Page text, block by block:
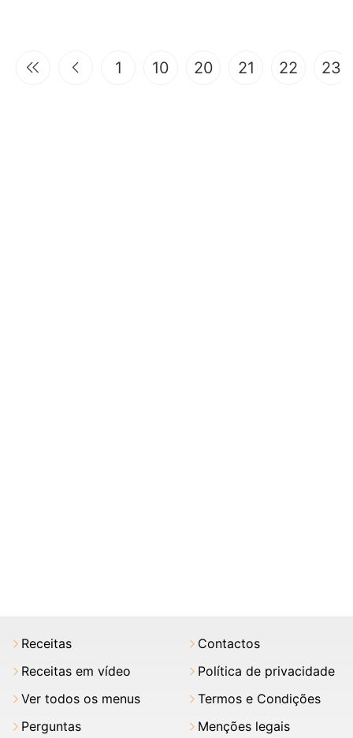
1 10 20 21 22 23
Receitas
Receitas em vídeo
Ver todos os menus
Perguntas
Contactos
Política de privacidade
Termos e Condições
Menções legais